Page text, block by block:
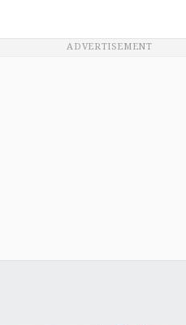
ADVERTISEMENT